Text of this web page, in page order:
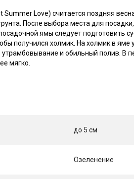
Love) считается поздняя
После выбора места для
ямы следует подготовить
получился холмик. На холмик в
и обильный полив. В
мягко.
до 5 см
Озеленение